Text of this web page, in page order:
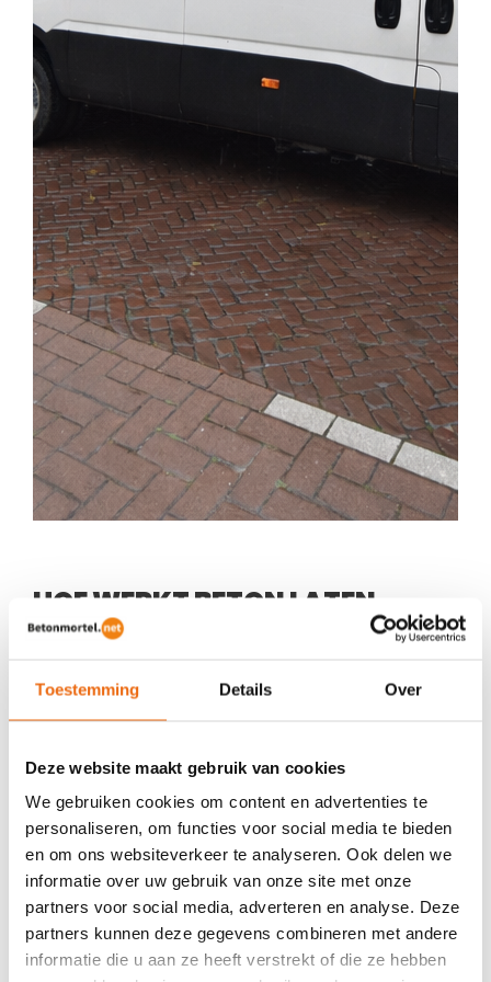
Toestemming Details Over
Deze website maakt gebruik van cookies
We gebruiken cookies om content en advertenties te
personaliseren, om functies voor social media te bieden
en om ons websiteverkeer te analyseren. Ook delen we
informatie over uw gebruik van onze site met onze
partners voor social media, adverteren en analyse. Deze
partners kunnen deze gegevens combineren met andere
informatie die u aan ze heeft verstrekt of die ze hebben
HOE WERKT BETON LATEN
STORTEN MET ONZE
we het proces zo duidelijk en eenvoudig mogelijk.
De werkwijze is overzichtelijk. Je vraagt eerst eenvoudig
een offerte aan via deze link . Na het bevestigen van de
offerte zorgen wij voor het verwerken van de betonmortel
op de afgesproken plek, datum en tijstip.
Belangrijk om te weten is dat onze stortservice uitsluitend
beschikbaar is in combinatie met een aanhangerpomp.